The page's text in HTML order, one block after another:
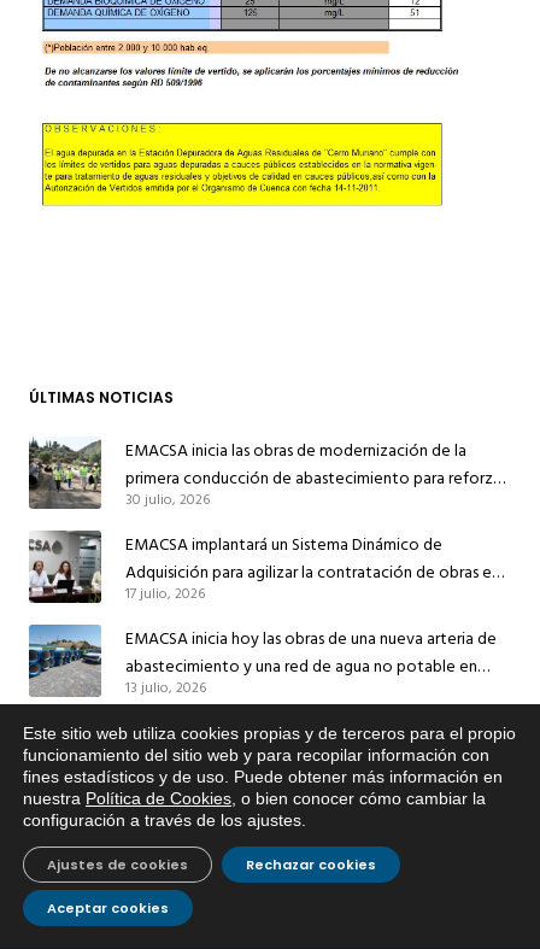
ÚLTIMAS NOTICIAS
EMACSA inicia las obras de modernización de la
primera conducción de abastecimiento para reforzar
el suministro de agua de Córdoba
30 julio, 2026
EMACSA implantará un Sistema Dinámico de
Adquisición para agilizar la contratación de obras en
sus redes e instalaciones
17 julio, 2026
EMACSA inicia hoy las obras de una nueva arteria de
abastecimiento y una red de agua no potable en
Ingeniero Ruiz de Azúa
13 julio, 2026
Caracterización ZA Córdoba Red Quemadas- 1ª Sem
2026
9 julio, 2026
Caracterización ZA Córdoba Red Carrera Caballo-1º
Sem 2026
9 julio, 2026
Caracterización ZA Medina Azahara-1º Sem 2026
Este sitio web utiliza cookies propias y de terceros para el propio
funcionamiento del sitio web y para recopilar información con
fines estadísticos y de uso. Puede obtener más información en
nuestra Política de Cookies , o bien conocer cómo cambiar la
configuración a través de los ajustes
Aceptar cookies
Rechazar cookies
Ajustes de cookies
Si tiene cualquier duda sobre
EMACSA, haga click abajo.